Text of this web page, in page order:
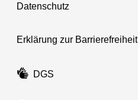
Datenschutz
Erklärung zur Barrierefreiheit
DGS